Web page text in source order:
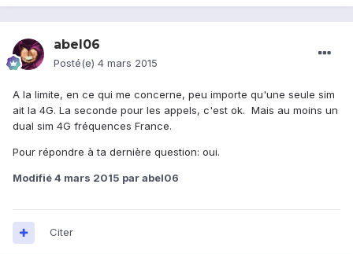
abel06
Posté(e) 4 mars 2015
A la limite, en ce qui me concerne, peu importe qu'une seule sim
ait la 4G. La seconde pour les appels, c'est ok. Mais au moins un
dual sim 4G fréquences France.
Pour répondre à ta dernière question: oui.
Modifié4 mars 2015 par abel06
Citer